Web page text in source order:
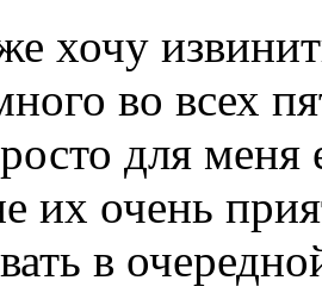
хочу
во всех
для
их очень
в